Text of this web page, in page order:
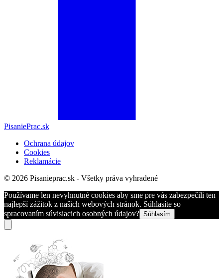
PisaniePrac.sk
Ochrana údajov
Cookies
Reklamácie
© 2026 Pisanieprac.sk - Všetky práva vyhradené
Používame len nevyhnutné cookies aby sme pre vás zabezpečili ten
najlepší zážitok z našich webových stránok. Súhlasíte so
spracovaním súvisiacich osobných údajov? Súhlasím